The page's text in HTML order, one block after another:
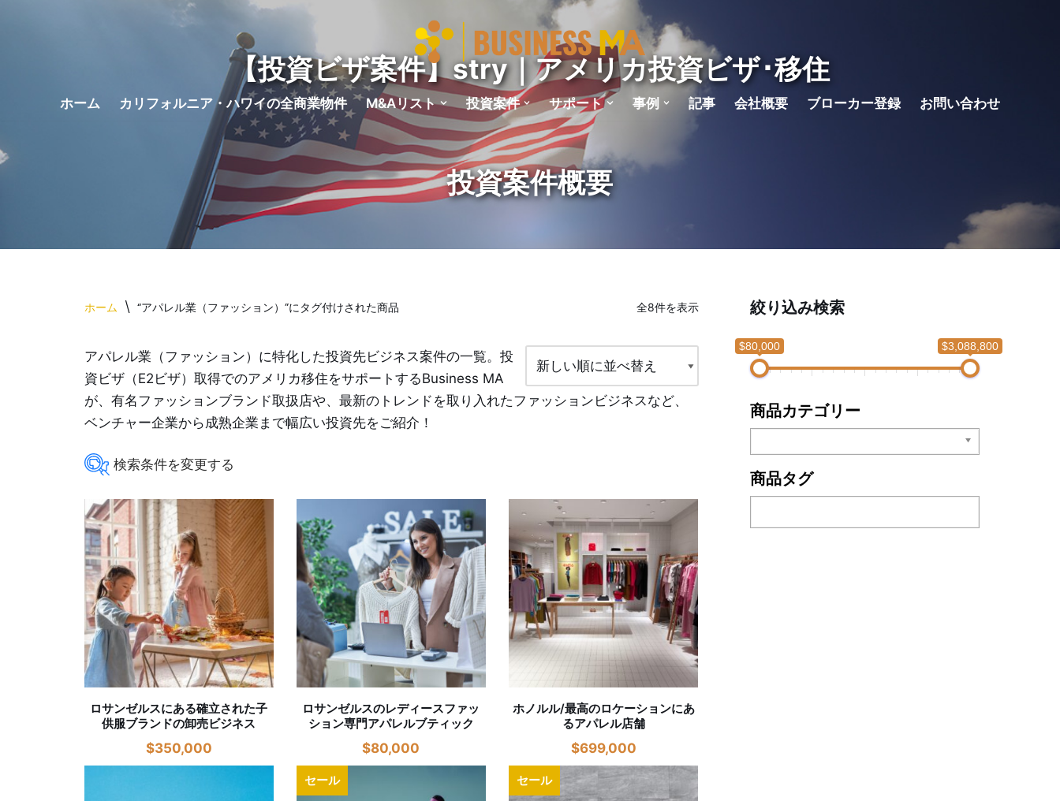
ホーム カリフォルニア・ハワイの全商業物件 M&Aリスト 投資案件 サポート 事例 記事 会社概要 ブローカー登録 お問い合わせ
ホーム \ “アパレル業（ファッション）”にタグ付けされた商品 全8件を表示
【投資ビザ案件】stry｜アメリカ投資ビザ･移住
アパレル業（ファッション）に特化した投資先ビジネス案件の一覧。投
資ビザ（E2ビザ）取得でのアメリカ移住をサポートするBusiness MA
が、有名ファッションブランド取扱店や、最新のトレンドを取り入れたファッションビジネスなど、
ベンチャー企業から成熟企業まで幅広い投資先をご紹介！
$80,000 $3,088,800
商品カテゴリー
商品タグ
ロサンゼルスにある確立された子
供服ブランドの卸売ビジネス
$350,000
ロサンゼルスのレディースファッ
ション専門アパレルブティック
$80,000
ホノルル/最高のロケーションにあ
るアパレル店舗
$699,000
セール セール
絞り込み検索
$80,000 $3,088,800
商品カテゴリー
商品タグ